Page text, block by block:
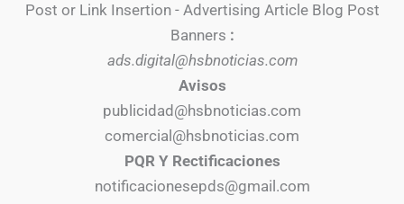
Post or Link Insertion - Advertising Article Blog Post
Banners :
ads.digital@hsbnoticias.com
Avisos
publicidad@hsbnoticias.com
comercial@hsbnoticias.com
PQR Y Rectificaciones
notificacionesepds@gmail.com